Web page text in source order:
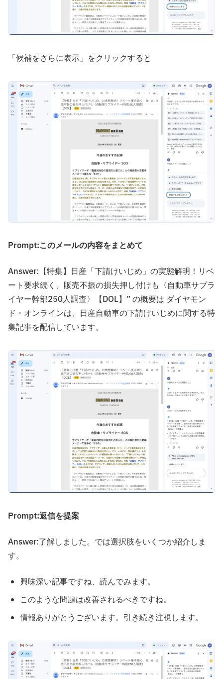
「候補をさらに表示」をクリックすると
Prompt:このメールの内容をまとめて
Answer:【特集】日産「下請けいじめ」の実態解明！リベ
ート要求続く、販売不振の損失押し付けも〈自動車サプラ
イヤー幹部250人調査〉【DOL】” の概要は ダイヤモン
ド・オンラインは、日産自動車の下請けいじめに関する特
集記事を配信しています。
Prompt:返信を提案
Answer:了解しました。では選択肢をいくつか紹介しま
す。
興味深い記事ですね、読んでみます。
このような問題は改善されるべきですね。
情報ありがとうございます。引き続き注視します。